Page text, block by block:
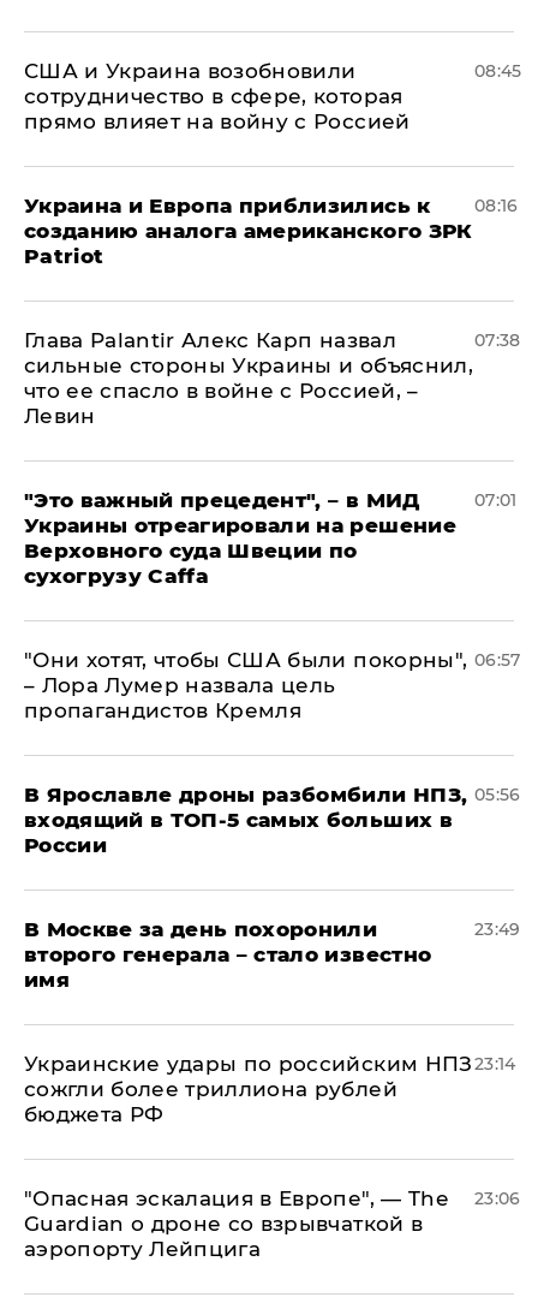
США и Украина возобновили
сотрудничество в сфере, которая
прямо влияет на войну с Россией
08:45
Украина и Европа приблизились к
созданию аналога американского ЗРК
Patriot
08:16
Глава Palantir Алекс Карп назвал
сильные стороны Украины и объяснил,
что ее спасло в войне с Россией, –
Левин
07:38
"Это важный прецедент", – в МИД
Украины отреагировали на решение
Верховного суда Швеции по
сухогрузу Caffa
07:01
"Они хотят, чтобы США были покорны",
– Лора Лумер назвала цель
пропагандистов Кремля
06:57
В Ярославле дроны разбомбили НПЗ,
входящий в ТОП-5 самых больших в
России
05:56
В Москве за день похоронили
второго генерала – стало известно
имя
23:49
Украинские удары по российским НПЗ
сожгли более триллиона рублей
бюджета РФ
23:14
"Опасная эскалация в Европе", — The
Guardian о дроне со взрывчаткой в
аэропорту Лейпцига
23:06